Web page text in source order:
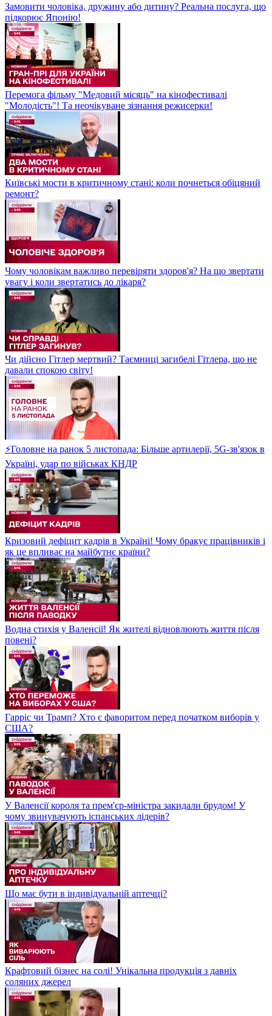
Замовити чоловіка, дружину або дитину? Реальна послуга, що
підкорює Японію!
Перемога фільму "Медовий місяць" на кінофестивалі
"Молодість"! Та неочікуване зізнання режисерки!
Київські мости в критичному стані: коли почнеться обіцяний
ремонт?
Чому чоловікам важливо перевіряти здоров'я? На що звертати
увагу і коли звертатись до лікаря?
Чи дійсно Гітлер мертвий? Таємниці загибелі Гітлера, що не
давали спокою світу!
⚡Головне на ранок 5 листопада: Більше артилерії, 5G-зв'язок в
Україні, удар по військах КНДР
Кризовий дефіцит кадрів в Україні! Чому бракує працівників і
як це впливає на майбутнє країни?
Водна стихія у Валенсії! Як жителі відновлюють життя після
повені?
Гарріс чи Трамп? Хто є фаворитом перед початком виборів у
США?
У Валенсії короля та прем'єр-міністра закидали брудом! У
чому звинувачують іспанських лідерів?
Що має бути в індивідуальній аптечці?
Крафтовий бізнес на солі! Унікальна продукція з давніх
соляних джерел